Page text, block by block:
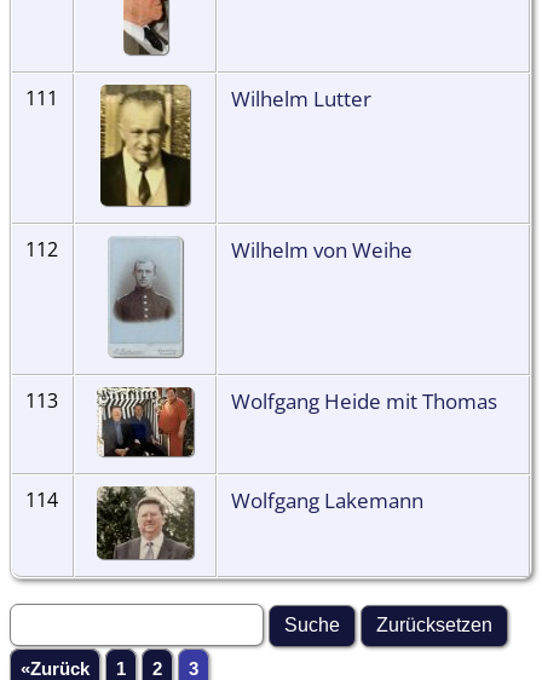
111 Wilhelm Lutter
112 Wilhelm von Weihe
113 Wolfgang Heide mit Thomas
114 Wolfgang Lakemann
«Zurück 1 2 3